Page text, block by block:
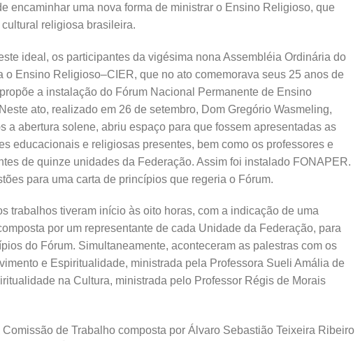
encaminhar uma nova forma de ministrar o Ensino Religioso, que
religiosa brasileira.
ideal, os participantes da vigésima nona Assembléia Ordinária do
o Ensino Religioso–CIER, que no ato comemorava seus 25 anos de
a instalação do Fórum Nacional Permanente de Ensino
ato, realizado em 26 de setembro, Dom Gregório Wasmeling,
a abertura solene, abriu espaço para que fossem apresentadas as
educacionais e religiosas presentes, bem como os professores e
de quinze unidades da Federação. Assim foi instalado FONAPER.
para uma carta de princípios que regeria o Fórum.
trabalhos tiveram início às oito horas, com a indicação de uma
por um representante de cada Unidade da Federação, para
do Fórum. Simultaneamente, aconteceram as palestras com os
e Espiritualidade, ministrada pela Professora Sueli Amália de
na Cultura, ministrada pelo Professor Régis de Morais
de Trabalho composta por Álvaro Sebastião Teixeira Ribeiro